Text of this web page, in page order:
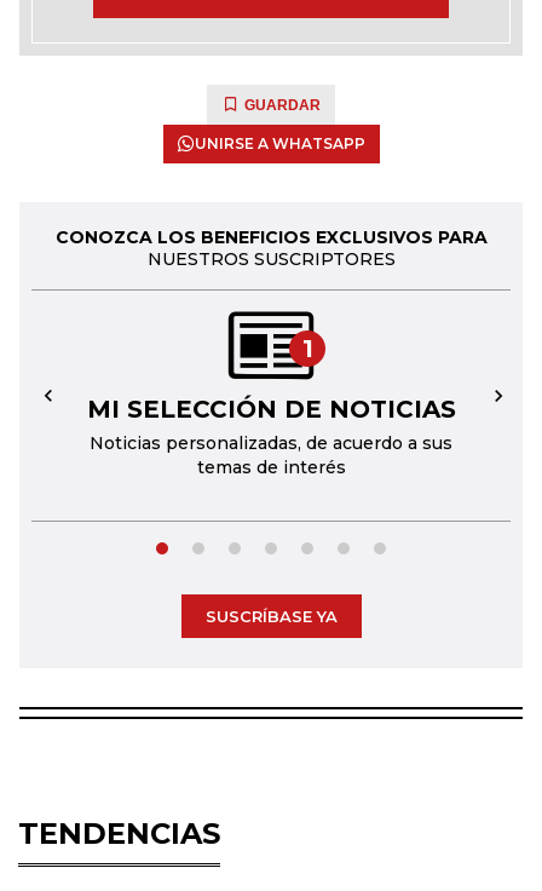
GUARDAR
UNIRSE A WHATSAPP
CONOZCA LOS BENEFICIOS EXCLUSIVOS PARA
NUESTROS SUSCRIPTORES
1
MI SELECCIÓN DE NOTICIAS
Noticias personalizadas, de acuerdo a sus
temas de interés
← →
SUSCRÍBASE YA
TENDENCIAS